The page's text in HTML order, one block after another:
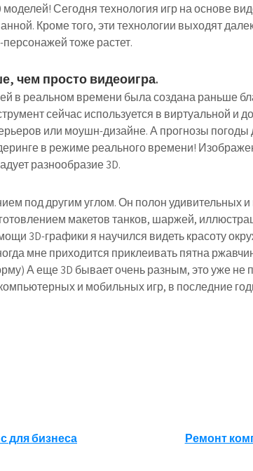
Сегодня технология игр на основе
Кроме того, эти технологии выходят
тоже растет.
чем просто видеоигра.
в реальном времени была создана раньше
сейчас используется в виртуальной и
или моушн-дизайне. А прогнозы погоды
в режиме реального времени!
разнообразие 3D.
под другим углом. Он полон удивительных
макетов танков, шаржей,
3D-графики я научился видеть красоту
мне приходится приклеивать пятна
А еще 3D бывает очень разным, это уже не
и мобильных игр, в последние
для бизнеса Ремонт